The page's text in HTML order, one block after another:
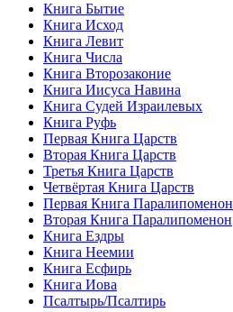
Книга Бытие
Книга Исход
Книга Левит
Книга Числа
Книга Второзаконие
Книга Иисуса Навина
Книга Судей Израилевых
Книга Руфь
Первая Книга Царств
Вторая Книга Царств
Третья Книга Царств
Четвёртая Книга Царств
Первая Книга Паралипоменон
Вторая Книга Паралипоменон
Книга Ездры
Книга Неемии
Книга Есфирь
Книга Иова
Псалтырь/Псалтирь